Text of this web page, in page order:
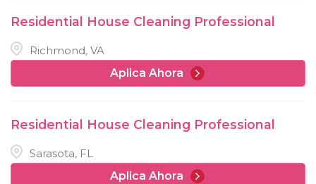
Residential House Cleaning Professional
Richmond, VA
Aplica Ahora
Residential House Cleaning Professional
Sarasota, FL
Aplica Ahora